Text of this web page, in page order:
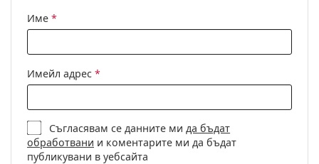
Име *
Имейл адрес *
Съгласявам се данните ми да бъдат
обработвани и коментарите ми да бъдат
публикувани в уебсайта